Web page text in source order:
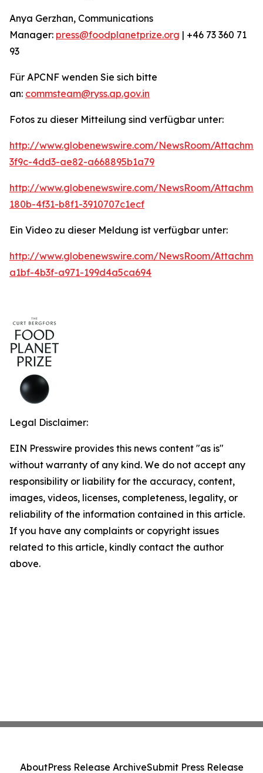
Anya Gerzhan, Communications
Manager: press@foodplanetprize.org | +46 73 360 71
93
Für APCNF wenden Sie sich bitte
an: commsteam@ryss.ap.gov.in
Fotos zu dieser Mitteilung sind verfügbar unter:
http://www.globenewswire.com/NewsRoom/
3f9c-4dd3-ae82-a668895b1a79
http://www.globenewswire.com/NewsRoom/
180b-4f31-b8f1-3910707c1ecf
Ein Video zu dieser Meldung ist verfügbar unter:
http://www.globenewswire.com/NewsRoom/
a1bf-4b3f-a971-199d4a5ca694
Legal Disclaimer:
EIN Presswire provides this news content "as is"
without warranty of any kind. We do not accept any
responsibility or liability for the accuracy, content,
images, videos, licenses, completeness, legality, or
reliability of the information contained in this article.
If you have any complaints or copyright issues
related to this article, kindly contact the author
above.
AboutPress Release ArchiveSubmit Press Release